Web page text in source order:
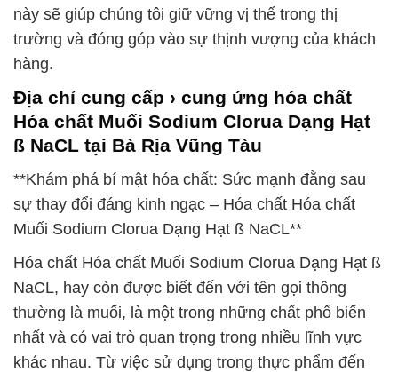
này sẽ giúp chúng tôi giữ vững vị thế trong thị
trường và đóng góp vào sự thịnh vượng của khách
hàng.
Địa chỉ cung cấp › cung ứng hóa chất
Hóa chất Muối Sodium Clorua Dạng Hạt
ß NaCL tại Bà Rịa Vũng Tàu
**Khám phá bí mật hóa chất: Sức mạnh đằng sau
sự thay đổi đáng kinh ngạc – Hóa chất Hóa chất
Muối Sodium Clorua Dạng Hạt ß NaCL**
Hóa chất Hóa chất Muối Sodium Clorua Dạng Hạt ß
NaCL, hay còn được biết đến với tên gọi thông
thường là muối, là một trong những chất phổ biến
nhất và có vai trò quan trọng trong nhiều lĩnh vực
khác nhau. Từ việc sử dụng trong thực phẩm đến